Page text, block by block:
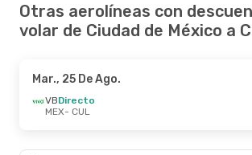
Otras aerolíneas con
volar de Ciudad de México a
Mar., 25 De Ago.
VBDirecto
MEX- CUL